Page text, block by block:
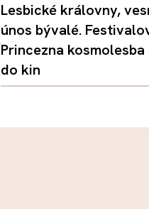
Lesbické královny,
únos bývalé.
Princezna
do kin